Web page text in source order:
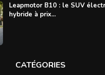
Leapmotor B10 : le SUV
hybride à prix...
CATÉGORIES